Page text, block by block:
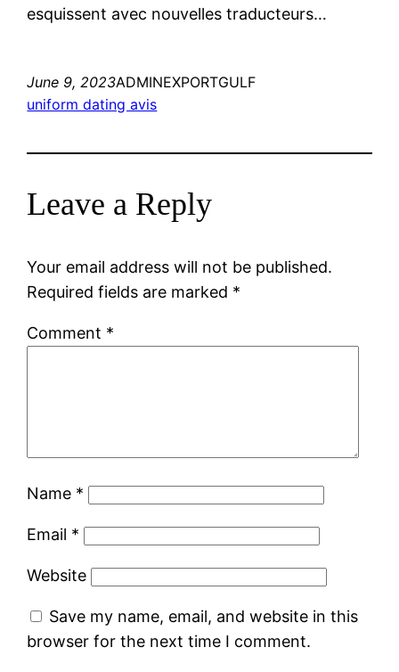
esquissent avec nouvelles traducteurs…
June 9, 2023ADMINEXPORTGULF
uniform dating avis
Leave a Reply
Your email address will not be published.
Required fields are marked *
Comment *
Name *
Email *
Website
Save my name, email, and website in this
browser for the next time I comment.